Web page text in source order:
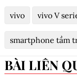
vivo vivo V
smartphone tầm
BÀI LIÊN